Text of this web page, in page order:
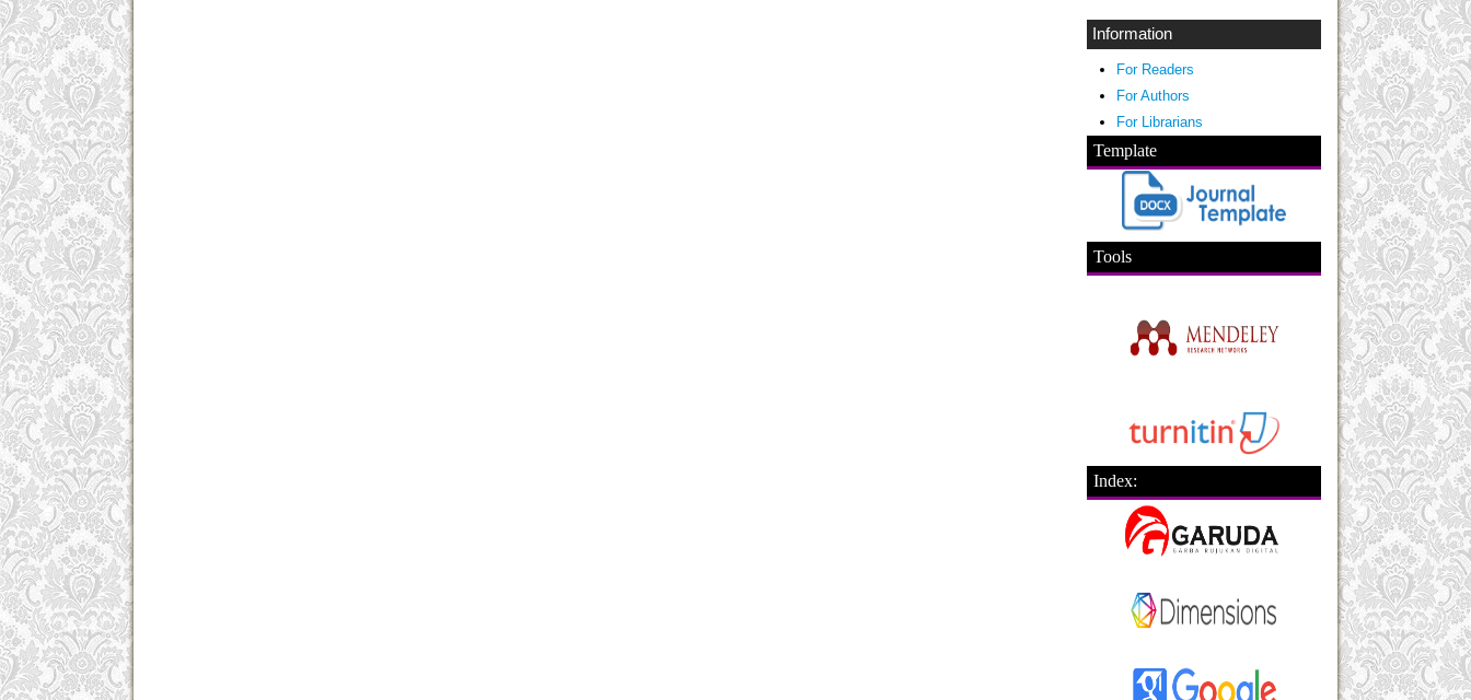
Information
For Readers
For Authors
For Librarians
Template
Tools
Index: